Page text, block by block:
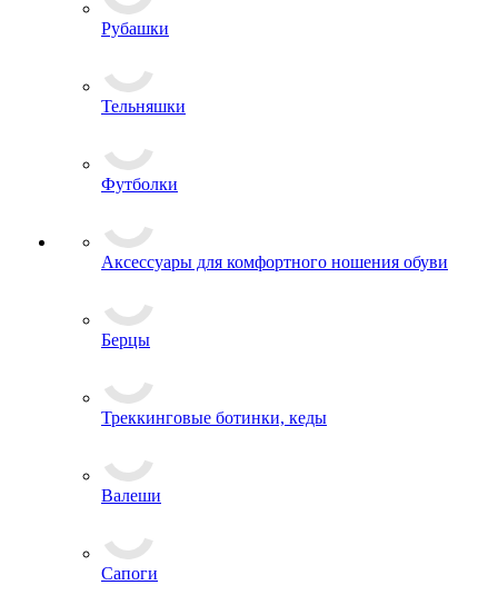
Рубашки
Тельняшки
Футболки
Аксессуары для комфортного ношения обуви
Берцы
Треккинговые ботинки, кеды
Валеши
Сапоги